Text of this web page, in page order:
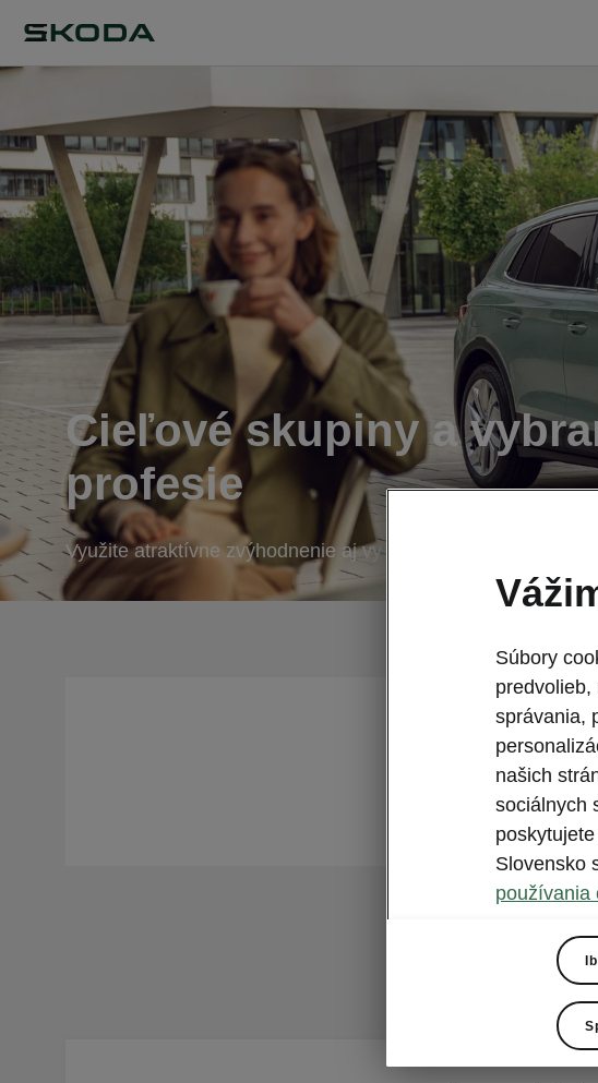
Cieľové skupiny a
profesie
Využite atraktívne zvýhodnenie aj vy
Okrem našichakčných
pre tzv. cieľové
Súbory
správania,
našich
sociálnych
Slovensko
používania